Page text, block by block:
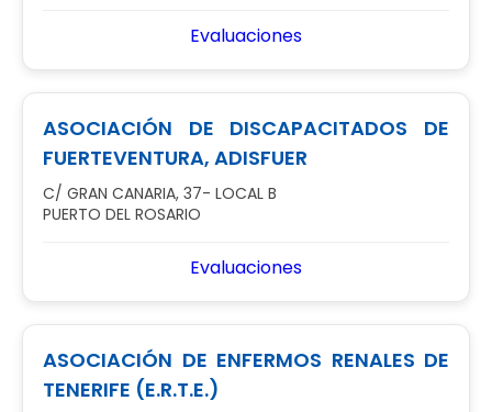
Evaluaciones
ASOCIACIÓN DE DISCAPACITADOS DE
FUERTEVENTURA, ADISFUER
C/ GRAN CANARIA, 37- LOCAL B
PUERTO DEL ROSARIO
Evaluaciones
ASOCIACIÓN DE ENFERMOS RENALES DE
TENERIFE (E.R.T.E.)